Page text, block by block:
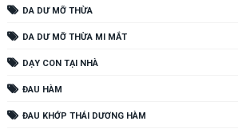
DA DƯ MỠ THỪA
DA DƯ MỠ THỪA MI MẮT
DẠY CON TẠI NHÀ
ĐAU HÀM
ĐAU KHỚP THÁI DƯƠNG HÀM